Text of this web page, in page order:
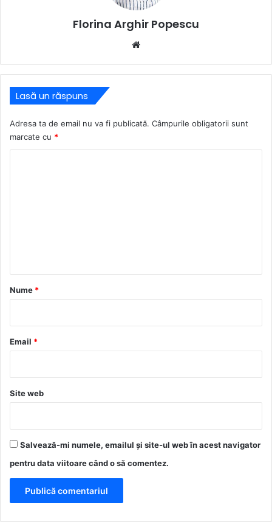
Florina Arghir Popescu
Lasă un răspuns
Adresa ta de email nu va fi publicată. Câmpurile obligatorii sunt
marcate cu *
r
*
Nume *
Email *
Site web
Salvează-mi numele, emailul și site-ul web în acest navigator
pentru data viitoare când o să comentez.